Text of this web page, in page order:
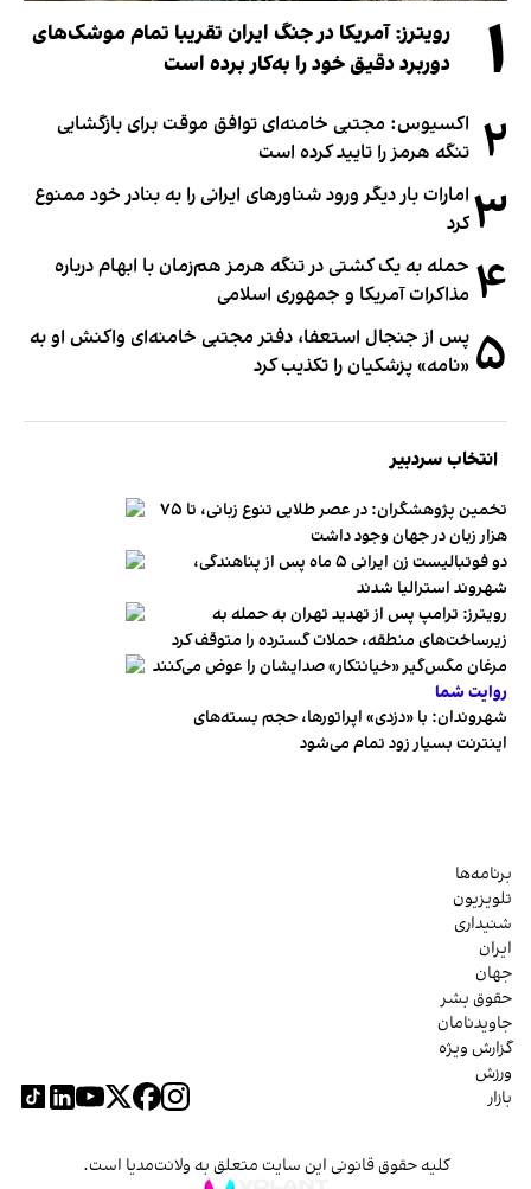
۱
رویترز: آمریکا در جنگ ایران تقریبا تمام موشک‌های
دوربرد دقیق خود را به‌کار برده است
۲ اکسیوس: مجتبی خامنه‌ای توافق موقت برای بازگشایی
تنگه هرمز را تایید کرده است
۳ امارات بار دیگر ورود شناورهای ایرانی را به بنادر خود ممنوع
کرد
۴ حمله به یک کشتی در تنگه هرمز هم‌زمان با ابهام درباره
مذاکرات آمریکا و جمهوری اسلامی
۵ پس از جنجال استعفا، دفتر مجتبی خامنه‌ای واکنش او به
«نامه» پزشکیان را تکذیب کرد
انتخاب سردبیر
تخمین پژوهشگران: در عصر طلایی تنوع زبانی، تا ۷۵
هزار زبان در جهان وجود داشت
دو فوتبالیست زن ایرانی ۵ ماه پس از پناهندگی،
شهروند استرالیا شدند
رویترز: ترامپ پس از تهدید تهران به حمله به
زیرساخت‌های منطقه، حملات گسترده را متوقف کرد
مرغان مگس‌گیر «خیانتکار» صدایشان را عوض می‌کنند
روایت شما
شهروندان:‌ با «دزدی» اپراتورها، حجم بسته‌های
اینترنت بسیار زود تمام می‌شود
برنامه‌ها
تلویزیون
شنیداری
ایران
جهان
حقوق بشر
جاویدنامان
گزارش ویژه
ورزش
بازار
کلیه حقوق قانونی این سایت متعلق به ولانت‌مدیا است.